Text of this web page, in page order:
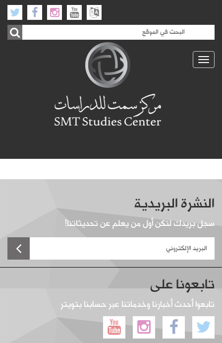
Toggle
navigation
النشرة البريدية
سجل بريدك لتكن أول من يعلم عن تحديثاتنا!
تابعونا على
تابعوا أحدث أخبارنا وخدماتنا عبر حسابنا بتويتر